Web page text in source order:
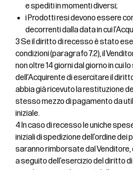
e spediti in momenti diversi;
i Prodotti resi devono essere
decorrenti dalla data in cui
3 Se il diritto di recesso è stato
condizioni (paragrafo 7.2), il
non oltre 14 giorni dal giorno in
dell’Acquirente di esercitare il
abbia già ricevuto la restituzione
stesso mezzo di pagamento da
iniziale.
4 In caso di recesso le uniche
iniziali di spedizione dell’ordine
saranno rimborsate dal
a seguito dell’esercizio del diritto